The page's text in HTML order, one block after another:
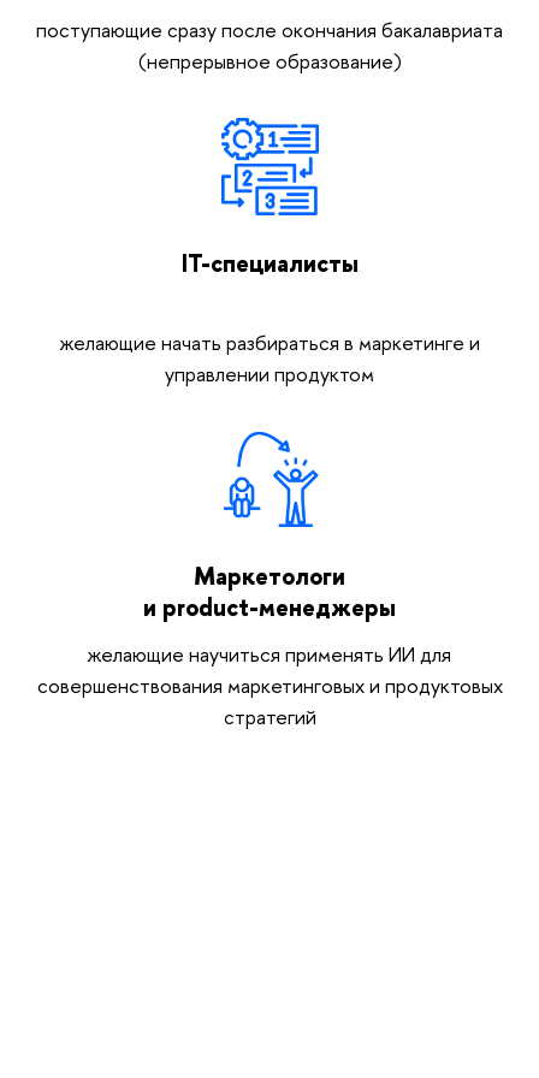
поступающие сразу после окончания бакалавриата
(непрерывное образование)
IT-специалисты
желающие начать разбираться в маркетинге и
управлении продуктом
Маркетологи
и product-менеджеры
желающие научиться применять ИИ для
совершенствования маркетинговых и продуктовых
стратегий